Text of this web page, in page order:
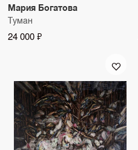
Мария Богатова
Туман
24 000 ₽